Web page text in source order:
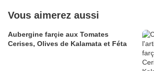
Vous aimerez aussi
Aubergine farçie aux Tomates
Cerises, Olives de Kalamata et Féta